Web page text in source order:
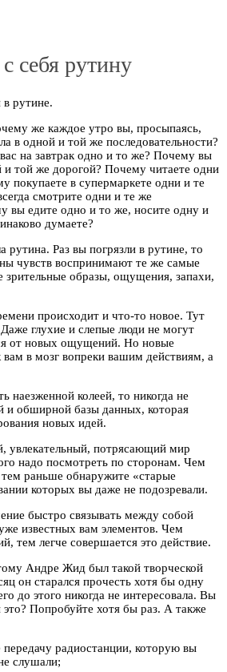
себя рутину
в рутине.
же каждое утро вы, просыпаясь,
в одной и той же последовательности?
на завтрак одно и то же? Почему вы
и той же дорогой? Почему читаете одни
покупаете в супермаркете одни и те
смотрите одни и те же
вы едите одно и то же, носите одну и
думаете?
рутина. Раз вы погрязли в рутине, то
чувств воспринимают те же самые
зрительные образы, ощущения, запахи,
происходит и что-то новое. Тут
глухие и слепые люди не могут
от новых ощущений. Но новые
в мозг вопреки вашим действиям, а
наезженной колеей, то никогда не
и обширной базы данных, которая
новых идей.
увлекательный, потрясающий мир
надо посмотреть по сторонам. Чем
тем раньше обнаружите «старые
которых вы даже не подозревали.
быстро связывать между собой
известных вам элементов. Чем
тем легче совершается это действие.
Андре Жид был такой творческой
он старался прочесть хотя бы одну
до этого никогда не интересовала. Вы
это? Попробуйте хотя бы раз. А также
радиостанции, которую вы
слушали;